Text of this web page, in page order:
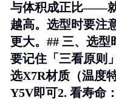
与体积成正比——
越高。选型时要注
更大。## 三、选
要记住「三看原则
选X7R材质（温度
Y5V即可2. 看寿命